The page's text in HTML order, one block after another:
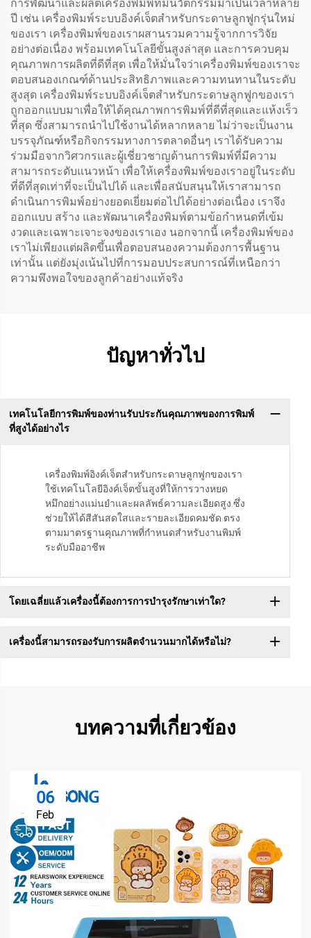
การพัฒนาและผลิตเครื่องพิมพ์ที่มีนวัตกรรมมาเป็นเวลาหลาย
ปี เช่น เครื่องพิมพ์ระบบอิงค์เจ็ตสำหรับกระดาษลูกฟูกรุ่นใหม่
ของเรา เครื่องพิมพ์ของเราผสานรวมความรู้จากการวิจัย
อย่างต่อเนื่อง พร้อมเทคโนโลยีขั้นสูงล่าสุด และการควบคุม
คุณภาพการผลิตที่ดีที่สุด เพื่อให้มั่นใจว่าเครื่องพิมพ์ของเราจะ
ตอบสนองเกณฑ์ด้านประสิทธิภาพและความทนทานในระดับ
สูงสุด เครื่องพิมพ์ระบบอิงค์เจ็ตสำหรับกระดาษลูกฟูกของเรา
ถูกออกแบบมาเพื่อให้ได้คุณภาพการพิมพ์ที่ดีที่สุดและแห้งเร็ว
ที่สุด ซึ่งสามารถนำไปใช้งานได้หลากหลาย ไม่ว่าจะเป็นงาน
บรรจุภัณฑ์หรือกิจกรรมทางการตลาดอื่นๆ เราได้รับความ
ร่วมมือจากวิศวกรและผู้เชี่ยวชาญด้านการพิมพ์ที่มีความ
สามารถระดับแนวหน้า เพื่อให้เครื่องพิมพ์ของเราอยู่ในระดับ
ที่ดีที่สุดเท่าที่จะเป็นไปได้ และเพื่อสนับสนุนให้เราสามารถ
ดำเนินการพิมพ์อย่างยอดเยี่ยมต่อไปได้อย่างต่อเนื่อง เราจึง
ออกแบบ สร้าง และพัฒนาเครื่องพิมพ์ตามข้อกำหนดที่เข้ม
งวดและเฉพาะเจาะจงของเราเอง นอกจากนี้ เครื่องพิมพ์ของ
เราไม่เพียงแต่ผลิตขึ้นเพื่อตอบสนองความต้องการพื้นฐาน
เท่านั้น แต่ยังมุ่งเน้นไปที่การมอบประสบการณ์ที่เหนือกว่า
ความพึงพอใจของลูกค้าอย่างแท้จริง
ปัญหาทั่วไป
เทคโนโลยีการพิมพ์ของท่านรับประกันคุณภาพของการพิมพ์
ที่สูงได้อย่างไร
เครื่องพิมพ์อิงค์เจ็ตสำหรับกระดาษลูกฟูกของเรา
ใช้เทคโนโลยีอิงค์เจ็ตขั้นสูงที่ให้การวางหยด
หมึกอย่างแม่นยำและผลลัพธ์ความละเอียดสูง ซึ่ง
ช่วยให้ได้สีสันสดใสและรายละเอียดคมชัด ตรง
ตามมาตรฐานคุณภาพที่กำหนดสำหรับงานพิมพ์
ระดับมืออาชีพ
โดยเฉลี่ยแล้วเครื่องนี้ต้องการการบำรุงรักษาเท่าใด?
เครื่องนี้สามารถรองรับการผลิตจำนวนมากได้หรือไม่?
บทความที่เกี่ยวข้อง
06
Feb